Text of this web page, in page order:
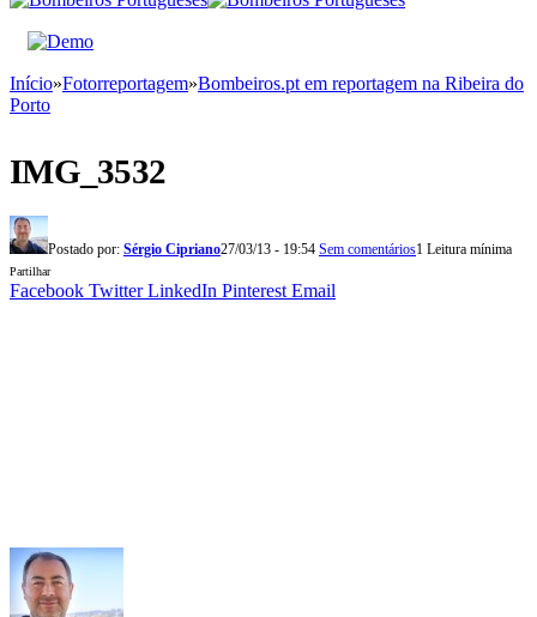
Início»Fotorreportagem»Bombeiros.pt em reportagem na Ribeira do
Porto
IMG_3532
Postado por: Sérgio Cipriano27/03/13 - 19:54 Sem comentários1 Leitura mínima
Partilhar
Facebook Twitter LinkedIn Pinterest Email